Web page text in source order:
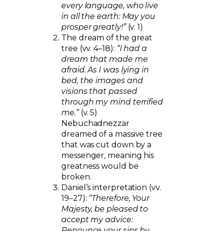
every language, who live
in all the earth: May you
prosper greatly!”(v. 1)
The dream of the great
tree (vv. 4–18): “I had a
dream that made me
afraid. As I was lying in
bed, the images and
visions that passed
through my mind terrified
me.”(v. 5)
Nebuchadnezzar
dreamed of a massive tree
that was cut down by a
messenger, meaning his
greatness would be
broken.
Daniel’s interpretation (vv.
19–27): “Therefore, Your
Majesty, be pleased to
accept my advice: